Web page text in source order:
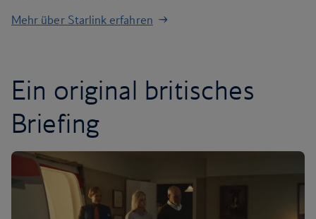
Mehr über Starlink erfahren
Ein original britisches
Briefing